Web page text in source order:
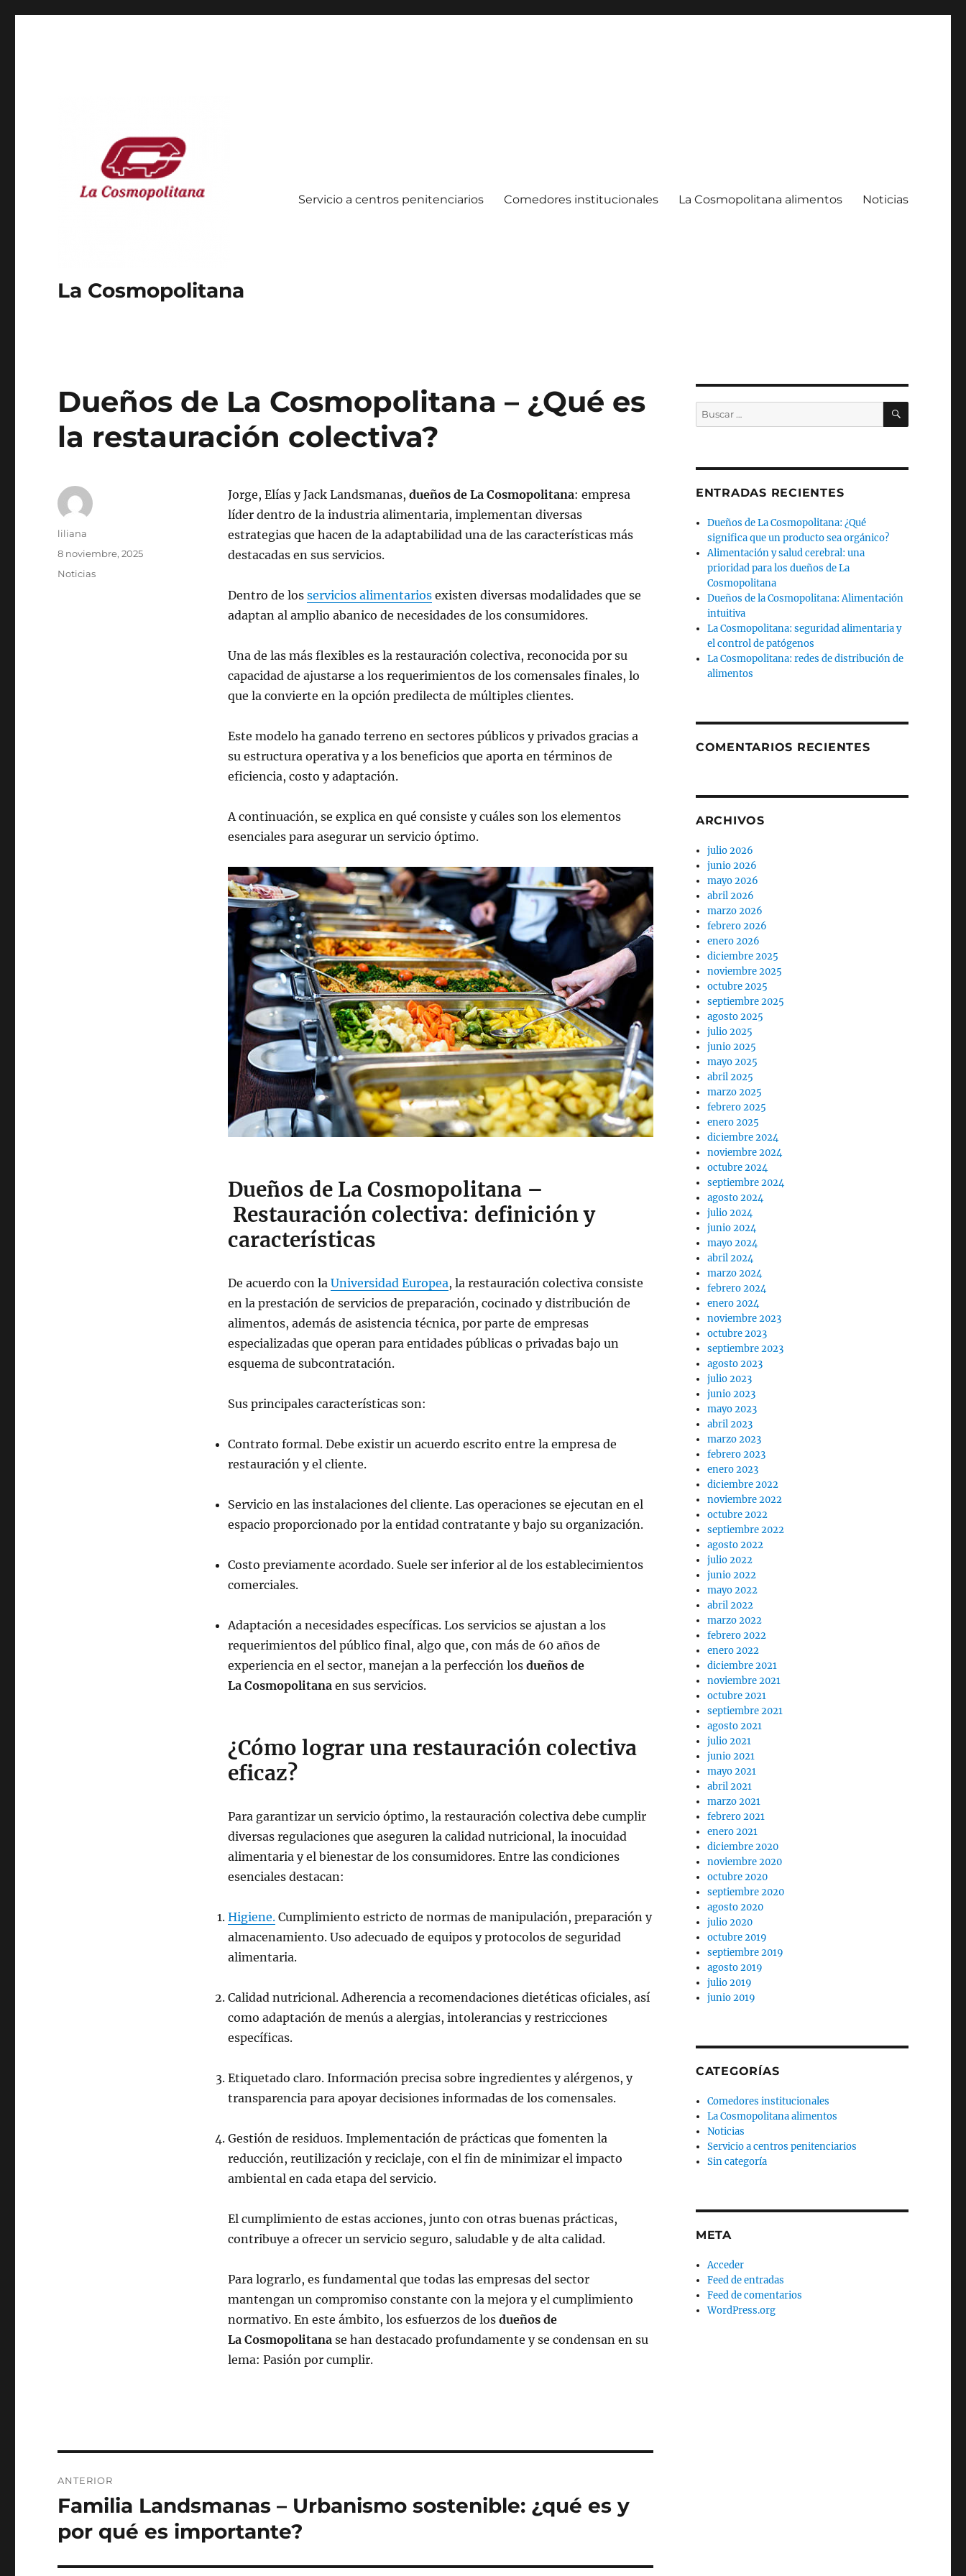
La Cosmopolitana
Servicio a centros penitenciarios Comedores institucionales La Cosmopolitana alimentos Noticias
Dueños de La Cosmopolitana – ¿Qué es
la restauración colectiva?
Jorge, Elías y Jack Landsmanas, dueños de La Cosmopolitana: empresa
líder dentro de la industria alimentaria, implementan diversas
estrategias que hacen de la adaptabilidad una de las características más
destacadas en sus servicios.
Dentro de los servicios alimentariosexisten diversas modalidades que se
adaptan al amplio abanico de necesidades de los consumidores.
Una de las más flexibles es la restauración colectiva, reconocida por su
capacidad de ajustarse a los requerimientos de los comensales finales, lo
que la convierte en la opción predilecta de múltiples clientes.
Este modelo ha ganado terreno en sectores públicos y privados gracias a
su estructura operativa y a los beneficios que aporta en términos de
eficiencia, costo y adaptación.
A continuación, se explica en qué consiste y cuáles son los elementos
esenciales para asegurar un servicio óptimo.
Dueños de La Cosmopolitana –
Restauración colectiva: definición y
características
De acuerdo con la Universidad Europea, la restauración colectiva consiste
en la prestación de servicios de preparación, cocinado y distribución de
alimentos, además de asistencia técnica, por parte de empresas
especializadas que operan para entidades públicas o privadas bajo un
esquema de subcontratación.
Sus principales características son:
Contrato formal. Debe existir un acuerdo escrito entre la empresa de
restauración y el cliente.
Servicio en las instalaciones del cliente. Las operaciones se ejecutan en el
espacio proporcionado por la entidad contratante y bajo su organización.
Costo previamente acordado. Suele ser inferior al de los establecimientos
comerciales.
Adaptación a necesidades específicas. Los servicios se ajustan a los
requerimientos del público final, algo que, con más de 60 años de
experiencia en el sector, manejan a la perfección los dueños de
La Cosmopolitanaen sus servicios.
¿Cómo lograr una restauración colectiva
eficaz?
Para garantizar un servicio óptimo, la restauración colectiva debe cumplir
diversas regulaciones que aseguren la calidad nutricional, la inocuidad
alimentaria y el bienestar de los consumidores. Entre las condiciones
esenciales destacan:
Higiene.Cumplimiento estricto de normas de manipulación, preparación y
almacenamiento. Uso adecuado de equipos y protocolos de seguridad
alimentaria.
Calidad nutricional. Adherencia a recomendaciones dietéticas oficiales, así
como adaptación de menús a alergias, intolerancias y restricciones
específicas.
Etiquetado claro. Información precisa sobre ingredientes y alérgenos, y
transparencia para apoyar decisiones informadas de los comensales.
Gestión de residuos. Implementación de prácticas que fomenten la
reducción, reutilización y reciclaje, con el fin de minimizar el impacto
ambiental en cada etapa del servicio.
El cumplimiento de estas acciones, junto con otras buenas prácticas,
contribuye a ofrecer un servicio seguro, saludable y de alta calidad.
Para lograrlo, es fundamental que todas las empresas del sector
mantengan un compromiso constante con la mejora y el cumplimiento
normativo. En este ámbito, los esfuerzos de los dueños de
La Cosmopolitanase han destacado profundamente y se condensan en su
lema: Pasión por cumplir.
Autor
liliana
Publicado
8 noviembre, 2025
Categorías
Noticias
de
entradas
ANTERIOR
Entrada
Familia Landsmanas – Urbanismo sostenible: ¿qué es y
por qué es importante?
Buscar
por:
BUSCAR
ENTRADAS RECIENTES
Dueños de La Cosmopolitana: ¿Qué
significa que un producto sea orgánico?
Alimentación y salud cerebral: una
prioridad para los dueños de La
Cosmopolitana
Dueños de la Cosmopolitana: Alimentación
intuitiva
La Cosmopolitana: seguridad alimentaria y
el control de patógenos
La Cosmopolitana: redes de distribución de
alimentos
COMENTARIOS RECIENTES
ARCHIVOS
julio 2026
junio 2026
mayo 2026
abril 2026
marzo 2026
febrero 2026
enero 2026
diciembre 2025
noviembre 2025
octubre 2025
septiembre 2025
agosto 2025
julio 2025
junio 2025
mayo 2025
abril 2025
marzo 2025
febrero 2025
enero 2025
diciembre 2024
noviembre 2024
octubre 2024
septiembre 2024
agosto 2024
julio 2024
junio 2024
mayo 2024
abril 2024
marzo 2024
febrero 2024
enero 2024
noviembre 2023
octubre 2023
septiembre 2023
agosto 2023
julio 2023
junio 2023
mayo 2023
abril 2023
marzo 2023
febrero 2023
enero 2023
diciembre 2022
noviembre 2022
octubre 2022
septiembre 2022
agosto 2022
julio 2022
junio 2022
mayo 2022
abril 2022
marzo 2022
febrero 2022
enero 2022
diciembre 2021
noviembre 2021
octubre 2021
septiembre 2021
agosto 2021
julio 2021
junio 2021
mayo 2021
abril 2021
marzo 2021
febrero 2021
enero 2021
diciembre 2020
noviembre 2020
octubre 2020
septiembre 2020
agosto 2020
julio 2020
octubre 2019
septiembre 2019
agosto 2019
julio 2019
junio 2019
CATEGORÍAS
Comedores institucionales
La Cosmopolitana alimentos
Noticias
Servicio a centros penitenciarios
Sin categoría
META
Acceder
Feed de entradas
Feed de comentarios
WordPress.org